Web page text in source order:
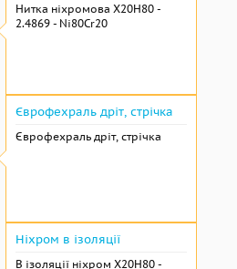
Нитка ніхромова Х20Н80 -
2.4869 - Ni80Cr20
Єврофехраль дріт, стрічка
Єврофехраль дріт, стрічка
Ніхром в ізоляції
В ізоляції ніхром Х20Н80 -